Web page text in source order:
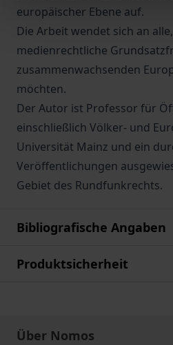
europäischer Ebene auf.
Die Arbeit wendet sich an
medienrechtliche
zusammenwachsenden
möchten.
Der Autor ist Professor für
einschließlich Völker- und
Universität Mainz und ein
Veröffentlichungen
Gebiet des Rundfunkrechts.
Bibliografische Angaben
Produktsicherheit
Über Nomos